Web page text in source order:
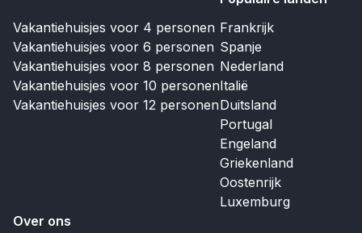
Vakantiehuisjes voor 4 personen
Vakantiehuisjes voor 6 personen
Vakantiehuisjes voor 8 personen
Vakantiehuisjes voor 10 personen
Vakantiehuisjes voor 12 personen
Frankrijk
Spanje
Nederland
Italië
Duitsland
Portugal
Engeland
Griekenland
Oostenrijk
Luxemburg
Over ons